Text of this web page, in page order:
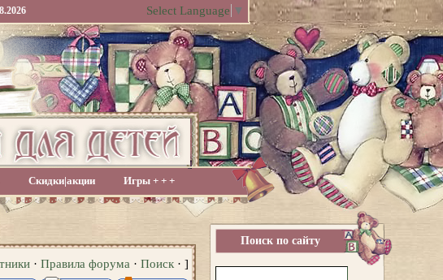
Select Language ▼
Скидки|акции Игры + + +
· Правила форума · Поиск · ]
Поиск по сайту